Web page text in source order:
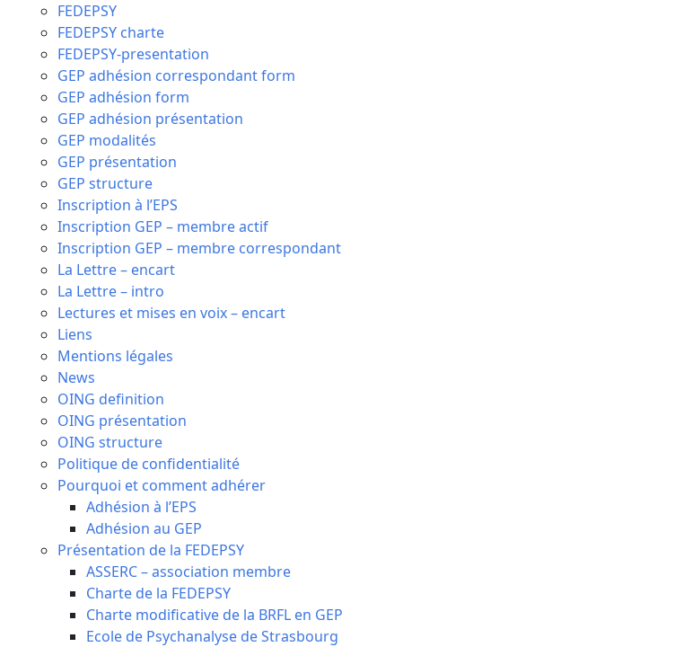
FEDEPSY
FEDEPSY charte
FEDEPSY-presentation
GEP adhésion correspondant form
GEP adhésion form
GEP adhésion présentation
GEP modalités
GEP présentation
GEP structure
Inscription à l’EPS
Inscription GEP – membre actif
Inscription GEP – membre correspondant
La Lettre – encart
La Lettre – intro
Lectures et mises en voix – encart
Liens
Mentions légales
News
OING definition
OING présentation
OING structure
Politique de confidentialité
Pourquoi et comment adhérer
Adhésion à l’EPS
Adhésion au GEP
Présentation de la FEDEPSY
ASSERC – association membre
Charte de la FEDEPSY
Charte modificative de la BRFL en GEP
Ecole de Psychanalyse de Strasbourg